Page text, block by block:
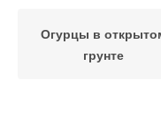
Огурцы в
грунте